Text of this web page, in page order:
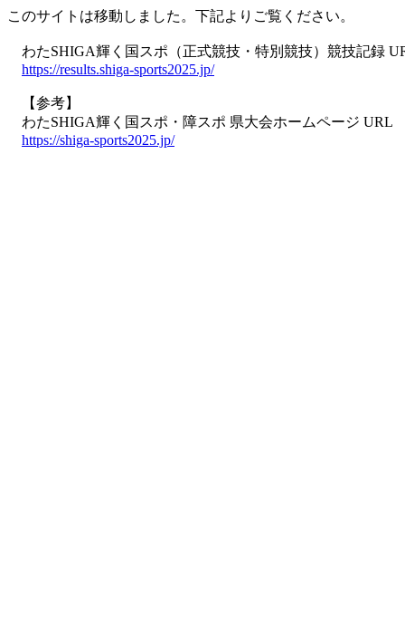
このサイトは移動しました。下記よりご覧ください。
わたSHIGA輝く国スポ（正式競技・特別競技）競技記録
https://results.shiga-sports2025.jp/
【参考】
わたSHIGA輝く国スポ・障スポ 県大会ホームページ URL
https://shiga-sports2025.jp/